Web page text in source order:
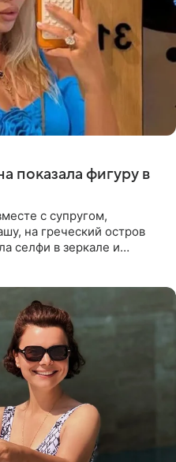
показала фигуру в
с супругом,
на греческий остров
селфи в зеркале и